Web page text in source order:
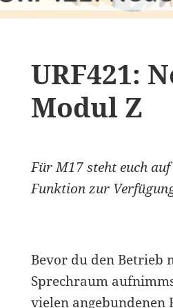
URF421:
Modul Z
Für M17 steht euch
Funktion zur
Bevor du den Betrieb
Sprechraum
vielen angebundenen